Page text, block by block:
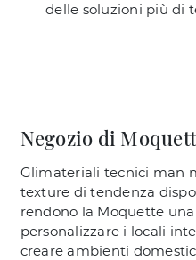
delle soluzioni più di
Negozio di
Glimateriali tecnici man
texture di tendenza
rendono la Moquette
personalizzare i locali
creare ambienti